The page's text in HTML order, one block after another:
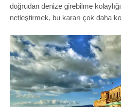
doğrudan denize girebilme
netleştirmek, bu kararı çok daha